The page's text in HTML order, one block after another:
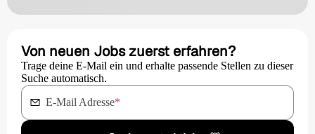
Von neuen Jobs zuerst erfahren?
Trage deine E-Mail ein und erhalte passende Stellen zu dieser
Suche automatisch.
E-Mail Adresse*